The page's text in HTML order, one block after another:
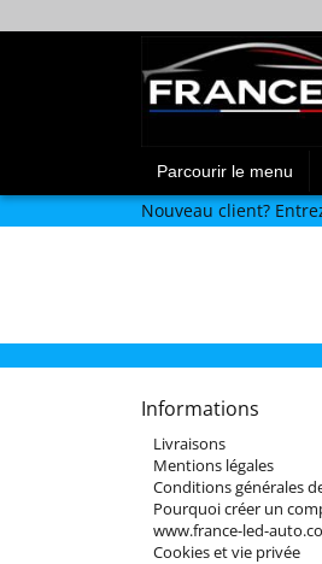
Parcourir le menu
Nouveau client?
Informations
Livraisons
Mentions légales
Conditions générales
Pourquoi créer un
www.france-led-
Cookies et vie privée